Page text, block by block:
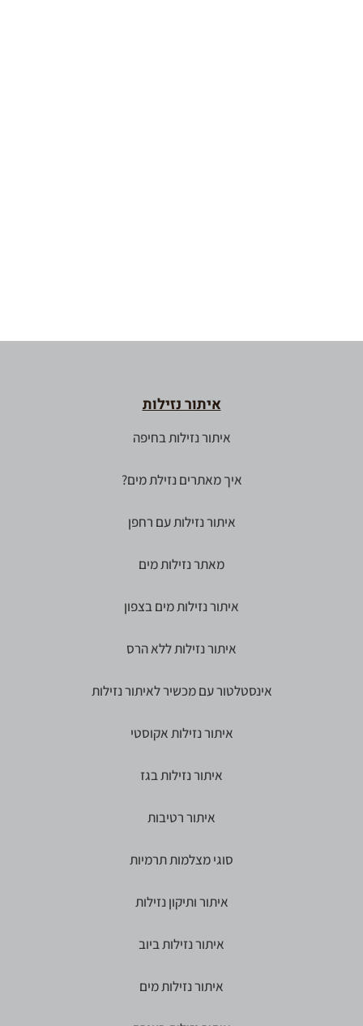
איתור נזילות
איתור נזילות בחיפה
איך מאתרים נזילת מים?
איתור נזילות עם רחפן
מאתר נזילות מים
איתור נזילות מים בצפון
איתור נזילות ללא הרס
אינסטלטור עם מכשיר לאיתור נזילות
איתור נזילות אקוסטי
איתור נזילות בגז
איתור רטיבות
סוגי מצלמות תרמיות
איתור ותיקון נזילות
איתור נזילות ביוב
איתור נזילות מים